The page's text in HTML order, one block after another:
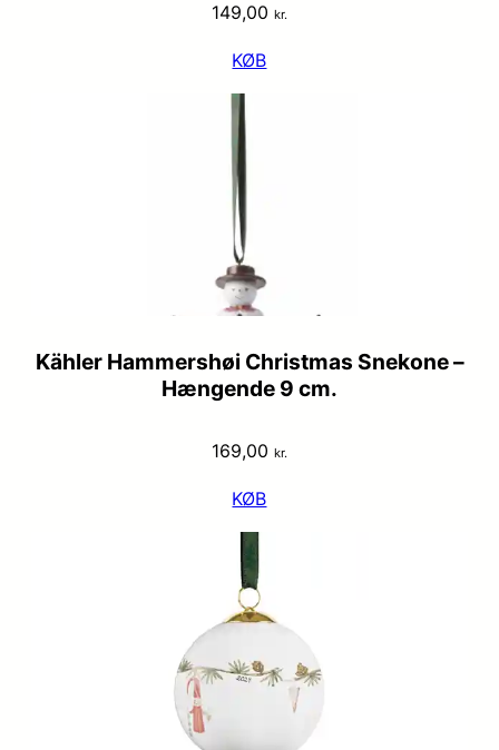
149,00 kr.
KØB
Kähler Hammershøi Christmas Snekone –
Hængende 9 cm.
169,00 kr.
KØB